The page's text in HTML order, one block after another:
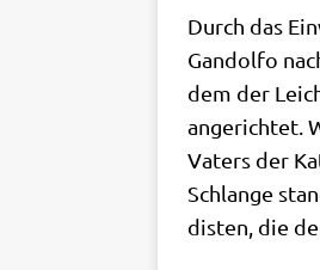
Durch das
Gan­dol­fo
dem der
ange­rich­tet.
Vaters der
Schlan­ge
di­sten, die